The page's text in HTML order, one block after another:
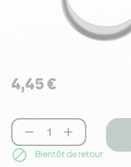
4,45 €
 
 Bientôt de retour